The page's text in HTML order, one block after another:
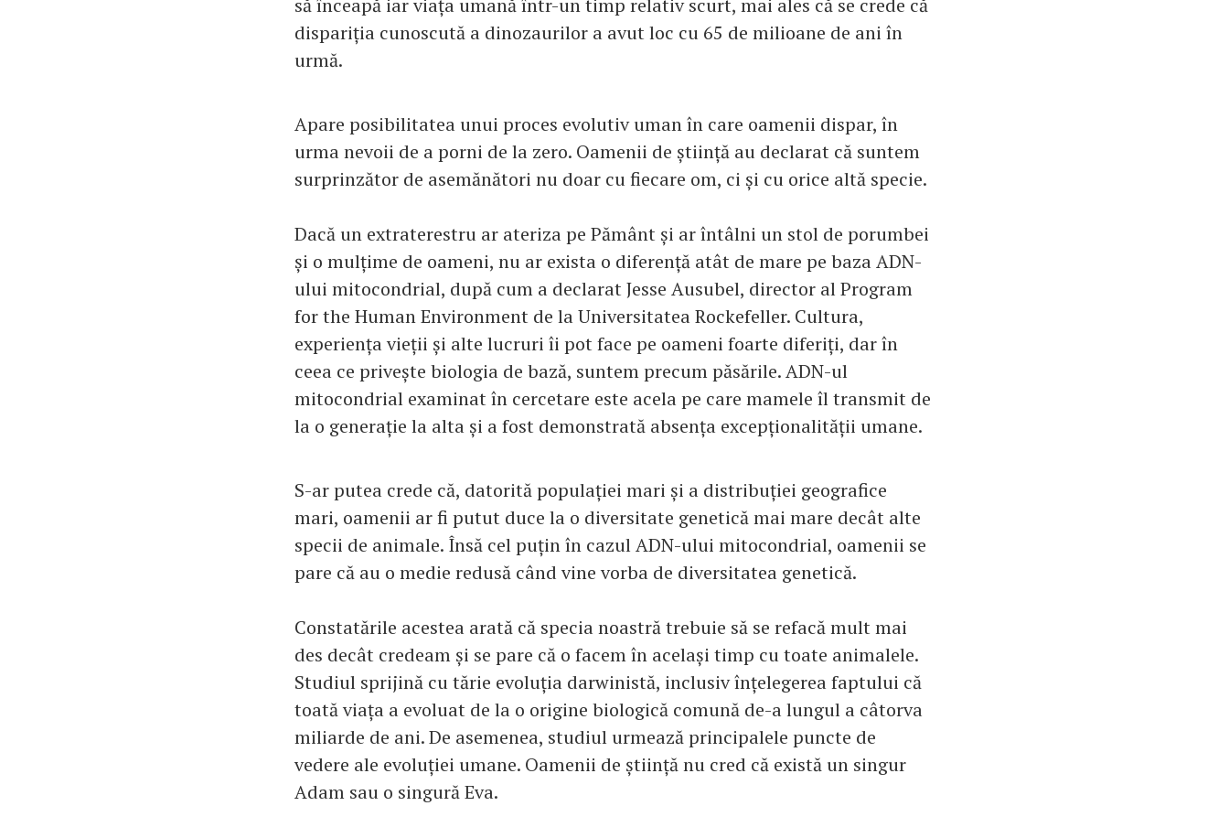
să înceapă iar viața umană într-un timp relativ scurt, mai ales că se crede că
dispariția cunoscută a dinozaurilor a avut loc cu 65 de milioane de ani în
urmă.
Apare posibilitatea unui proces evolutiv uman în care oamenii dispar, în
urma nevoii de a porni de la zero. Oamenii de știință au declarat că suntem
surprinzător de asemănători nu doar cu fiecare om, ci și cu orice altă specie.
Dacă un extraterestru ar ateriza pe Pământ și ar întâlni un stol de porumbei
și o mulțime de oameni, nu ar exista o diferență atât de mare pe baza ADN-
ului mitocondrial, după cum a declarat Jesse Ausubel, director al Program
for the Human Environment de la Universitatea Rockefeller. Cultura,
experiența vieții și alte lucruri îi pot face pe oameni foarte diferiți, dar în
ceea ce privește biologia de bază, suntem precum păsările. ADN-ul
mitocondrial examinat în cercetare este acela pe care mamele îl transmit de
la o generație la alta și a fost demonstrată absența excepționalității umane.
S-ar putea crede că, datorită populației mari și a distribuției geografice
mari, oamenii ar fi putut duce la o diversitate genetică mai mare decât alte
specii de animale. Însă cel puțin în cazul ADN-ului mitocondrial, oamenii se
pare că au o medie redusă când vine vorba de diversitatea genetică.
Constatările acestea arată că specia noastră trebuie să se refacă mult mai
des decât credeam și se pare că o facem în același timp cu toate animalele.
Studiul sprijină cu tărie evoluția darwinistă, inclusiv înțelegerea faptului că
toată viața a evoluat de la o origine biologică comună de-a lungul a câtorva
miliarde de ani. De asemenea, studiul urmează principalele puncte de
vedere ale evoluției umane. Oamenii de știință nu cred că există un singur
Adam sau o singură Eva.